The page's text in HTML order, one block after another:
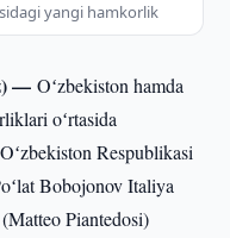
yangi hamkorlik
—Oʻzbekiston hamda
oʻrtasida
Respublikasi
Bobojonov Italiya
Piantedosi)